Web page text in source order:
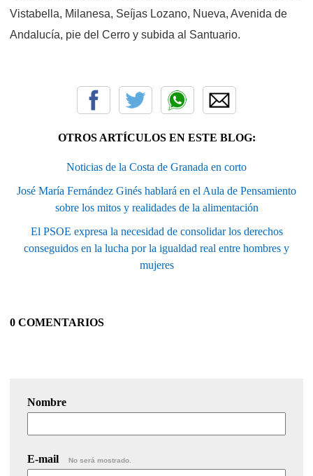
Vistabella, Milanesa, Seíjas Lozano, Nueva, Avenida de
Andalucía, pie del Cerro y subida al Santuario.
OTROS ARTÍCULOS EN ESTE BLOG:
Noticias de la Costa de Granada en corto
José María Fernández Ginés hablará en el Aula de Pensamiento
sobre los mitos y realidades de la alimentación
El PSOE expresa la necesidad de consolidar los derechos
conseguidos en la lucha por la igualdad real entre hombres y
mujeres
0 COMENTARIOS
Nombre
E-mail No será mostrado.